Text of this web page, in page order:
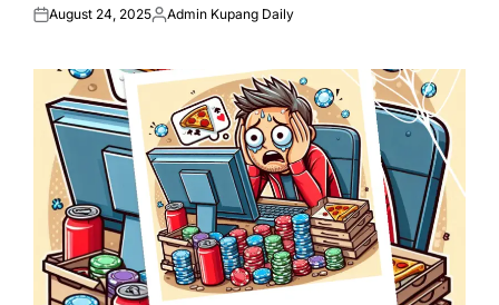
Posted
August 24, 2025Posted
Admin Kupang Daily